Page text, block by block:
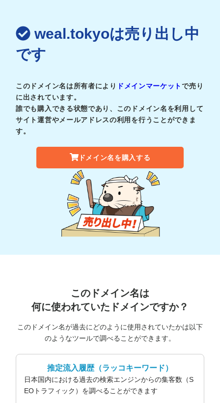
weal.tokyoは売り出し中
です
このドメイン名は所有者により ドメインマーケットで売り
に出されています。
誰でも購入できる状態であり、このドメイン名を利用して
サイト運営やメールアドレスの利用を行うことができま
す。
ドメイン名を購入する
このドメイン名は
何に使われていたドメインですか？
このドメイン名が過去にどのように使用されていたかは以下
のようなツールで調べることができます。
推定流入履歴（ラッコキーワード）
日本国内における過去の検索エンジンからの集客数（S
EOトラフィック）を調べることができます